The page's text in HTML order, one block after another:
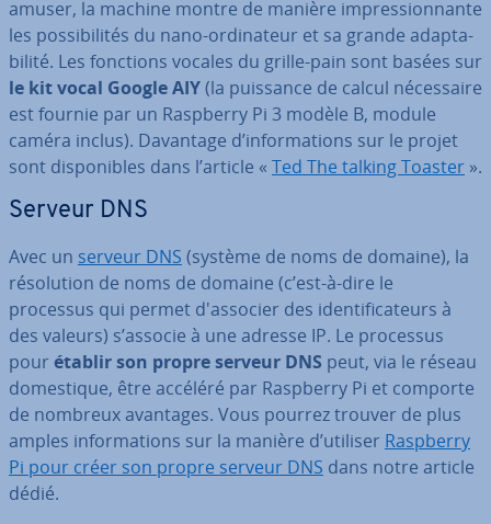
amuser, la machine montre de manière im­pres­sion­nante
les pos­si­bi­li­tés du nano-or­di­na­teur et sa grande adap­ta­
bi­lité. Les fonctions vocales du grille-pain sont basées sur
le kit vocal Google AIY(la puissance de calcul né­ces­saire
est fournie par un Raspberry Pi 3 modèle B, module
caméra inclus). Davantage d’in­for­ma­tions sur le projet
sont dis­po­nibles dans l’article « Ted The talking Toaster ».
Serveur DNS
Avec un serveur DNS (système de noms de domaine), la
ré­so­lu­tion de noms de domaine (c’est-à-dire le
processus qui permet d'as­so­cier des iden­ti­fi­ca­teurs à
des valeurs) s’associe à une adresse IP. Le processus
pour établir son propre serveur DNS peut, via le réseau
do­mes­tique, être accéléré par Raspberry Pi et comporte
de nombreux avantages. Vous pourrez trouver de plus
amples in­for­ma­tions sur la manière d’utiliser Raspberry
Pi pour créer son propre serveur DNS dans notre article
dédié.